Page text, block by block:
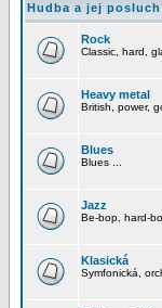
Hudba a jej posluch
Rock
Classic, hard,
Heavy metal
British, power,
Blues
Blues ...
Jazz
Be-bop, hard-
Klasická
Symfonická,